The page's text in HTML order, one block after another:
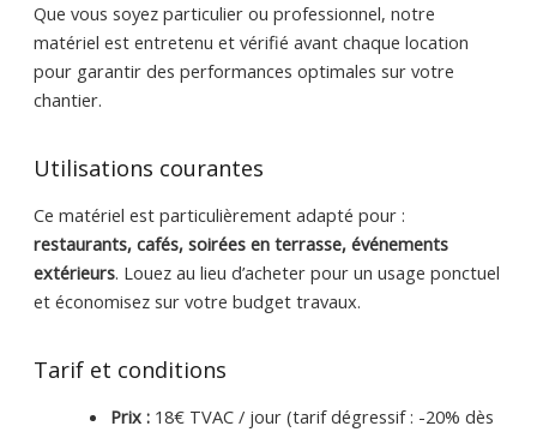
Que vous soyez particulier ou professionnel, notre
matériel est entretenu et vérifié avant chaque location
pour garantir des performances optimales sur votre
chantier.
Utilisations courantes
Ce matériel est particulièrement adapté pour :
restaurants, cafés, soirées en terrasse, événements
extérieurs. Louez au lieu d’acheter pour un usage ponctuel
et économisez sur votre budget travaux.
Tarif et conditions
Prix :18€ TVAC / jour (tarif dégressif : -20% dès